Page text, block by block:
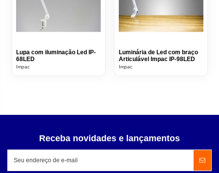
Lupa com iluminação Led IP-
68LED
Impac
Luminária de Led com braço
Articulável Impac IP-98LED
Impac
Receba novidades e lançamentos